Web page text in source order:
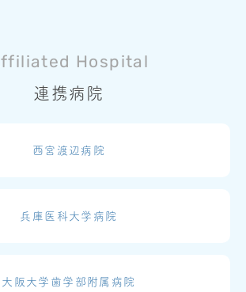
Affiliated Hospital
連携病院
西宮渡辺病院
兵庫医科大学病院
大阪大学歯学部附属病院